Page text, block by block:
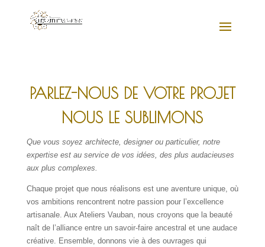
PARLEZ-NOUS DE VOTRE PROJET
NOUS LE SUBLIMONS
Que vous soyez architecte, designer ou particulier, notre
expertise est au service de vos idées, des plus audacieuses
aux plus complexes.
Chaque projet que nous réalisons est une aventure unique, où
vos ambitions rencontrent notre passion pour l’excellence
artisanale. Aux Ateliers Vauban, nous croyons que la beauté
naît de l’alliance entre un savoir-faire ancestral et une audace
créative. Ensemble, donnons vie à des ouvrages qui